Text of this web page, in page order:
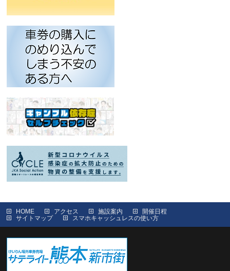
HOME アクセス 施設案内
開催日程
サイトマップ
スマホキャッシュレスの使い方